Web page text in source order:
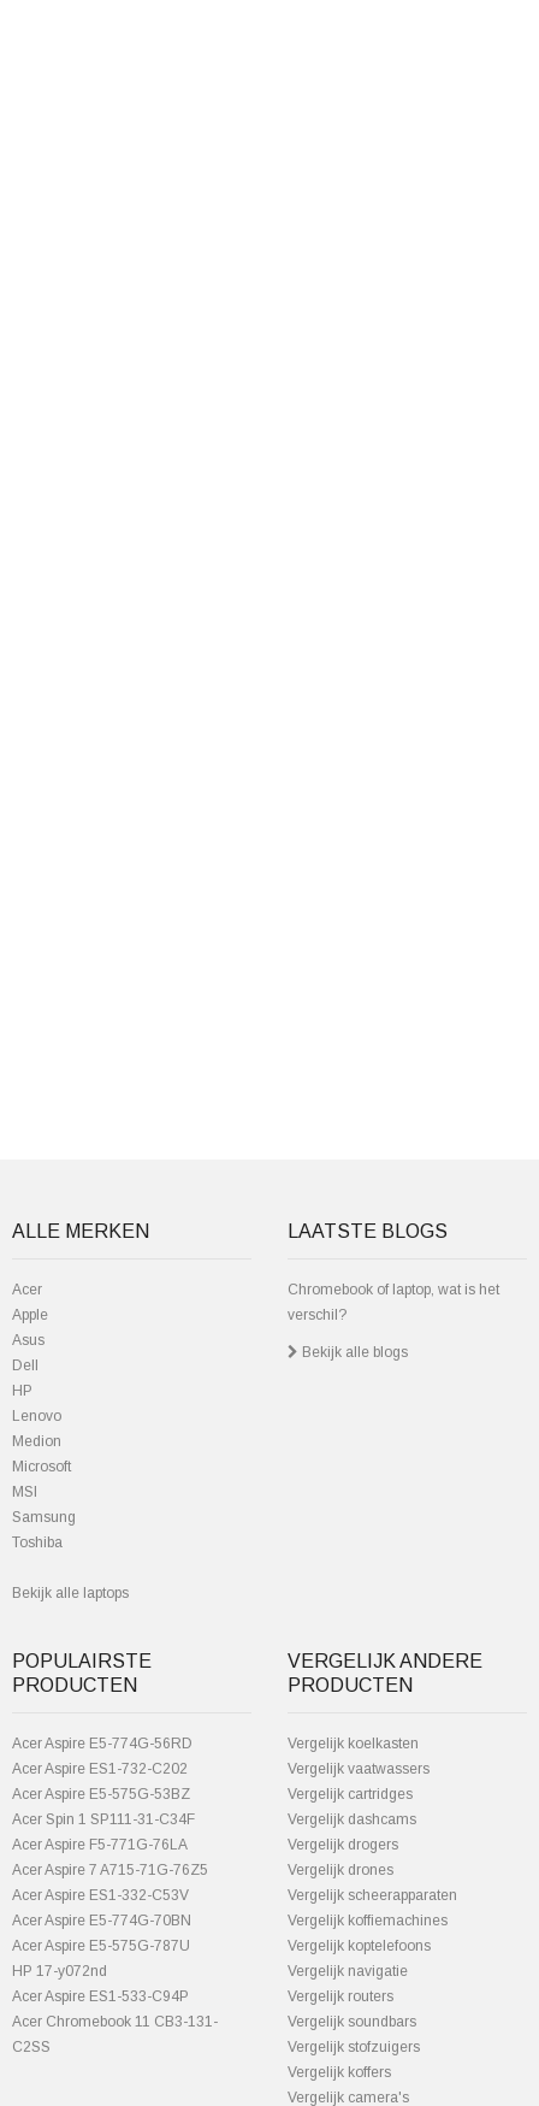
ALLE MERKEN
Acer
Apple
Asus
Dell
HP
Lenovo
Medion
Microsoft
MSI
Samsung
Toshiba
Bekijk alle laptops
LAATSTE BLOGS
Chromebook of laptop, wat is het
verschil?
Bekijk alle blogs
POPULAIRSTE
PRODUCTEN
Acer Aspire E5-774G-56RD
Acer Aspire ES1-732-C202
Acer Aspire E5-575G-53BZ
Acer Spin 1 SP111-31-C34F
Acer Aspire F5-771G-76LA
Acer Aspire 7 A715-71G-76Z5
Acer Aspire ES1-332-C53V
Acer Aspire E5-774G-70BN
Acer Aspire E5-575G-787U
HP 17-y072nd
Acer Aspire ES1-533-C94P
Acer Chromebook 11 CB3-131-
C2SS
VERGELIJK ANDERE
PRODUCTEN
Vergelijk koelkasten
Vergelijk vaatwassers
Vergelijk cartridges
Vergelijk dashcams
Vergelijk drogers
Vergelijk drones
Vergelijk scheerapparaten
Vergelijk koffiemachines
Vergelijk koptelefoons
Vergelijk navigatie
Vergelijk routers
Vergelijk soundbars
Vergelijk stofzuigers
Vergelijk koffers
Vergelijk camera's